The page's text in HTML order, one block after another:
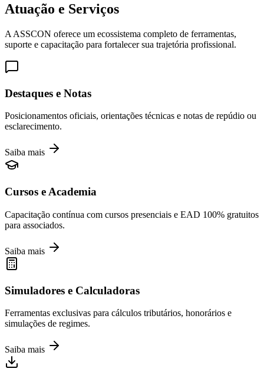
Atuação e Serviços
A ASSCON oferece um ecossistema completo de ferramentas,
suporte e capacitação para fortalecer sua trajetória profissional.
Destaques e Notas
Posicionamentos oficiais, orientações técnicas e notas de repúdio ou
esclarecimento.
Saiba mais
Cursos e Academia
Capacitação contínua com cursos presenciais e EAD 100% gratuitos
para associados.
Saiba mais
Simuladores e Calculadoras
Ferramentas exclusivas para cálculos tributários, honorários e
simulações de regimes.
Saiba mais